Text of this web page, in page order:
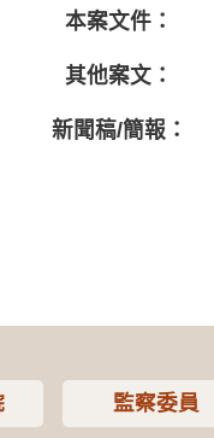
本案文件：
其他案文：
新聞稿/簡報：
監察委員